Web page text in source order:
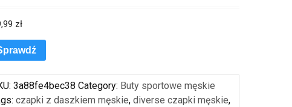
zł
3a88fe4bec38 Category: Buty sportowe męskie
czapki z daszkiem męskie,diverse czapki męskie,